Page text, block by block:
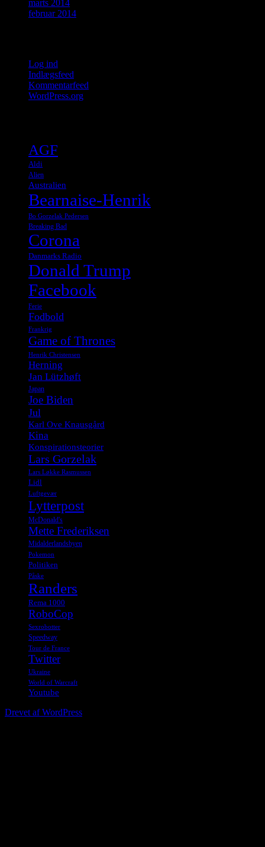
marts 2014
februar 2014
Log ind
Indlægsfeed
Kommentarfeed
WordPress.org
AGF
Aldi
Alien
Australien
Bearnaise-Henrik
Bo Gorzelak Pedersen
Breaking Bad
Corona
Danmarks Radio
Donald Trump
Facebook
Ferie
Fodbold
Frankrig
Game of Thrones
Henrik Christensen
Herning
Jan Lützhøft
Japan
Joe Biden
Jul
Karl Ove Knausgård
Kina
Konspirationsteorier
Lars Gorzelak
Lars Løkke Rasmussen
Lidl
Luftgevær
Lytterpost
McDonald's
Mette Frederiksen
Midalderlandsbyen
Pokemon
Politiken
Påske
Randers
Rema 1000
RoboCop
Sexrobotter
Speedway
Tour de France
Twitter
Ukraine
World of Warcraft
Youtube
Drevet af WordPress